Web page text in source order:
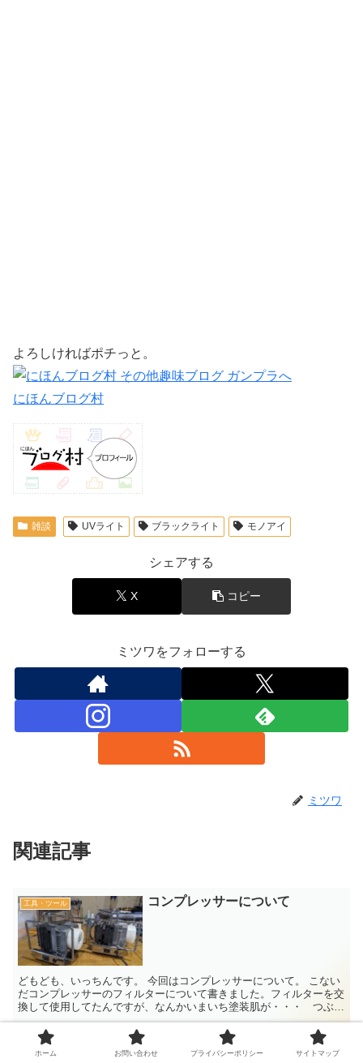
よろしければポチっと。
にほんブログ村
雑談 UVライト ブラックライト モノアイ
シェアする
X コピー
ミツワをフォローする
ミツワ
関連記事
工具・ツール コンプレッサーについて
どもども、いっちんです。 今回はコンプレッサーについて。 こない
だコンプレッサーのフィルターについて書きました。フィルターを交
換して使用してたんですが、なんかいまいち塗装肌が・・・ つぶつ
ぶが良く発生するんですよね～ウレタンクリアーに関して...
プロフィール
ホーム お問い合わせ プライバシーポリシー サイトマップ